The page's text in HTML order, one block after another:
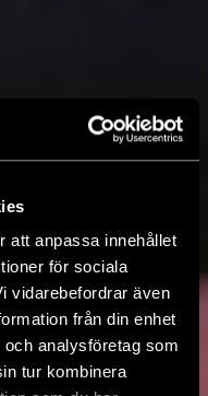
att anpassa innehållet
för sociala
vidarebefordrar även
från din enhet
analysföretag som
tur kombinera